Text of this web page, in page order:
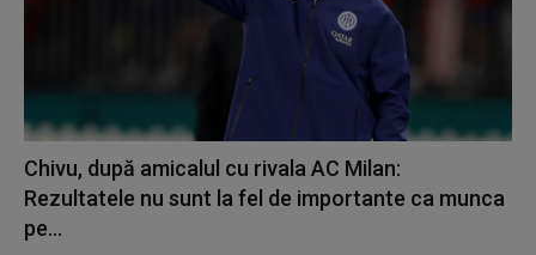
Chivu, după amicalul cu rivala AC Milan:
Rezultatele nu sunt la fel de importante ca munca
pe...